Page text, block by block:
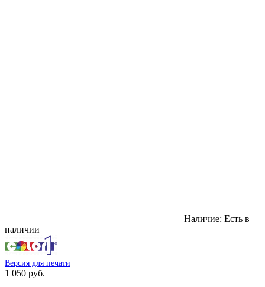
Наличие: Есть в
наличии
Версия для печати
1 050 руб.